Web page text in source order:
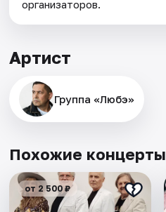
организаторов.
Артист
Группа «Любэ»
Похожие концерты
от 2 500 ₽